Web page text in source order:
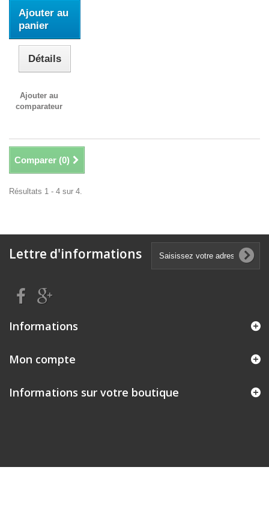
Ajouter au
panier
Détails
Ajouter au
comparateur
Comparer (0)
Résultats 1 - 4 sur 4.
Lettre d'informations
Informations
Mon compte
Informations sur votre boutique